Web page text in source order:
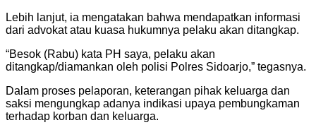
Lebih lanjut, ia mengatakan bahwa mendapatkan informasi
dari advokat atau kuasa hukumnya pelaku akan ditangkap.
“Besok (Rabu) kata PH saya, pelaku akan
ditangkap/diamankan oleh polisi Polres Sidoarjo,” tegasnya.
Dalam proses pelaporan, keterangan pihak keluarga dan
saksi mengungkap adanya indikasi upaya pembungkaman
terhadap korban dan keluarga.